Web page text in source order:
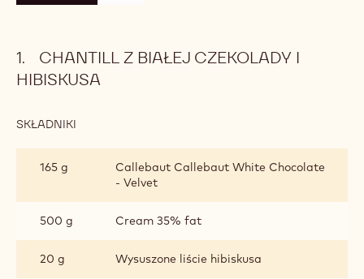
CHANTILL Z BIAŁEJ CZEKOLADY I
HIBISKUSA
SKŁADNIKI
CZEKOLADY
I
HIBISKUSA
165 g
Callebaut Callebaut White Chocolate
- Velvet
500 g Cream 35% fat
20 g Wysuszone liście hibiskusa